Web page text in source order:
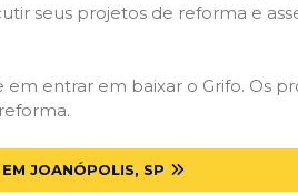
seus projetos de reforma e
em entrar em baixar o Grifo. Os
JOANÓPOLIS, SP